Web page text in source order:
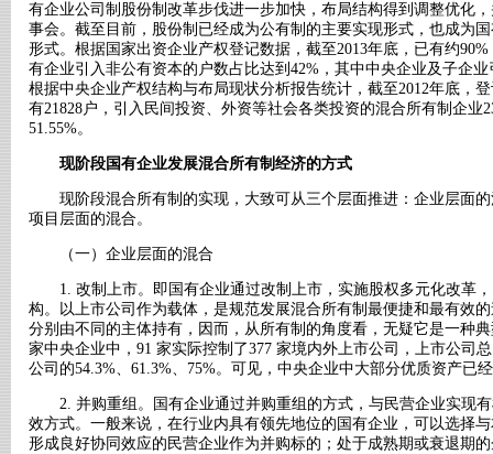
有企业公司制股份制改革步伐进一步加快，布局结构得到调整优化
事会。截至目前，股份制已经成为公有制的主要实现形式，也成为
形式。根据国家出资企业产权登记数据，截至2013年底，已有约
有企业引入非公有资本的户数占比达到42%，其中中央企业及子企
根据中央企业产权结构与布局现状分析报告统计，截至2012年底，
有21828户，引入民间投资、外资等社会各类投资的混合所有制企业
51.55%。
现阶段国有企业发展混合所有制经济的方式
现阶段混合所有制的实现，大致可从三个层面推进：企业层面的
项目层面的混合。
（一）企业层面的混合
1. 改制上市。即国有企业通过改制上市，实施股权多元化改革，
构。以上市公司作为载体，是规范发展混合所有制最便捷和最有效
分别由不同的主体持有，因而，从所有制的角度看，无疑它是一种
家中央企业中，91 家实际控制了377 家境内外上市公司，上市公司
公司的54.3%、61.3%、75%。可见，中央企业中大部分优质资产已
2. 并购重组。国有企业通过并购重组的方式，与民营企业实现有
效方式。一般来说，在行业内具有领先地位的国有企业，可以选择
形成良好协同效应的民营企业作为并购标的；处于成熟期或衰退期